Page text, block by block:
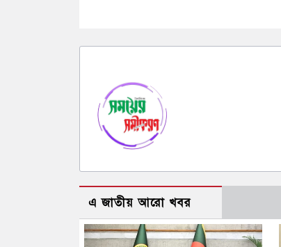
এ জাতীয় আরো খবর